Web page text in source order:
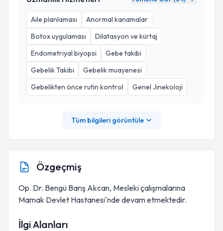
Aile planlaması
Anormal kanamalar
Botox uygulaması
Dilatasyon ve kürtaj
Endometriyal biyopsi
Gebe takibi
Gebelik Takibi
Gebelik muayenesi
Gebelikten önce rutin kontrol
Genel Jinekoloji
Tüm bilgileri görüntüle
Özgeçmiş
Op. Dr. Bengü Barış Akcan, Mesleki çalışmalarına
Mamak Devlet Hastanesi'nde devam etmektedir.
İlgi Alanları